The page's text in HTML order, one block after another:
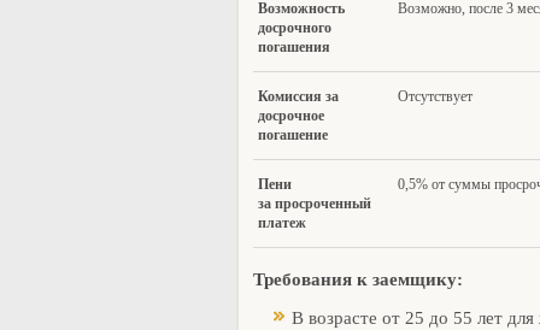
Возможность
досрочного
погашения
Возможно, после 3
Комиссия за
досрочное
погашение
Отсутствует
Пени
за просроченный
платеж
0,5% от суммы
Требования к заемщику:
В возрасте от 25 до 55 лет